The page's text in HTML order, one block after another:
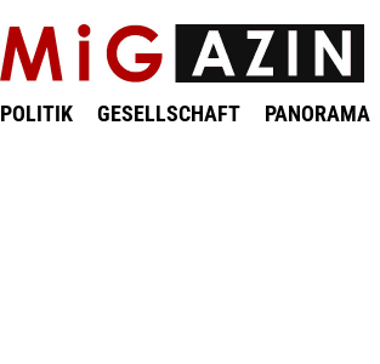
POLITIK GESELLSCHAFT PANORAMA